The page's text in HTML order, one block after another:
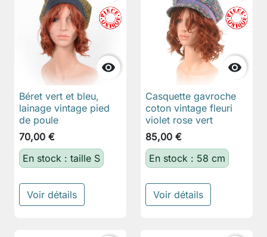

Béret vert et bleu,
lainage vintage pied
de poule
70,00 €
En stock : taille S
Voir détails

Casquette gavroche
coton vintage fleuri
violet rose vert
85,00 €
En stock : 58 cm
Voir détails